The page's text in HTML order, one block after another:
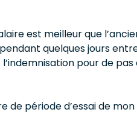
est meilleur que
quelques jours
pour de
de période d’essai de